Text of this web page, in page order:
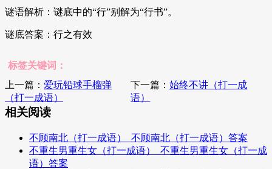
谜语解析：谜底中的“行”别解为“行书”。
谜底答案：行之有效
标签关键词：
上一篇： 爱玩铅球手榴弹
（打一成语）
下一篇：始终不讲（打一成
语）
相关阅读
不顾南北（打一成语）_不顾南北（打一成语）答案
不重生男重生女（打一成语）_不重生男重生女（打一成
语）答案